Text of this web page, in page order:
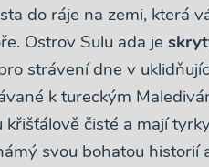
do ráje na zemi, která
Ostrov Sulu ada je
strávení dne v
k tureckým
křišťálově čisté a mají
svou bohatou historií